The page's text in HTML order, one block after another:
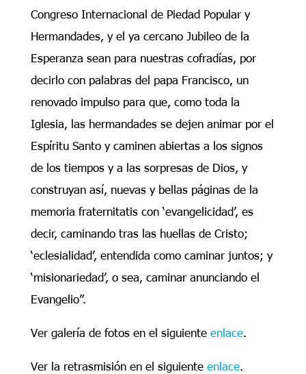
Congreso Internacional de Piedad Popular y
Hermandades, y el ya cercano Jubileo de la
Esperanza sean para nuestras cofradías, por
decirlo con palabras del papa Francisco, un
renovado impulso para que, como toda la
Iglesia, las hermandades se dejen animar por el
Espíritu Santo y caminen abiertas a los signos
de los tiempos y a las sorpresas de Dios, y
construyan así, nuevas y bellas páginas de la
memoria fraternitatis con ‘evangelicidad’, es
decir, caminando tras las huellas de Cristo;
‘eclesialidad’, entendida como caminar juntos; y
‘misionariedad’, o sea, caminar anunciando el
Evangelio”.
Ver galería de fotos en el siguiente enlace.
Ver la retrasmisión en el siguiente enlace.